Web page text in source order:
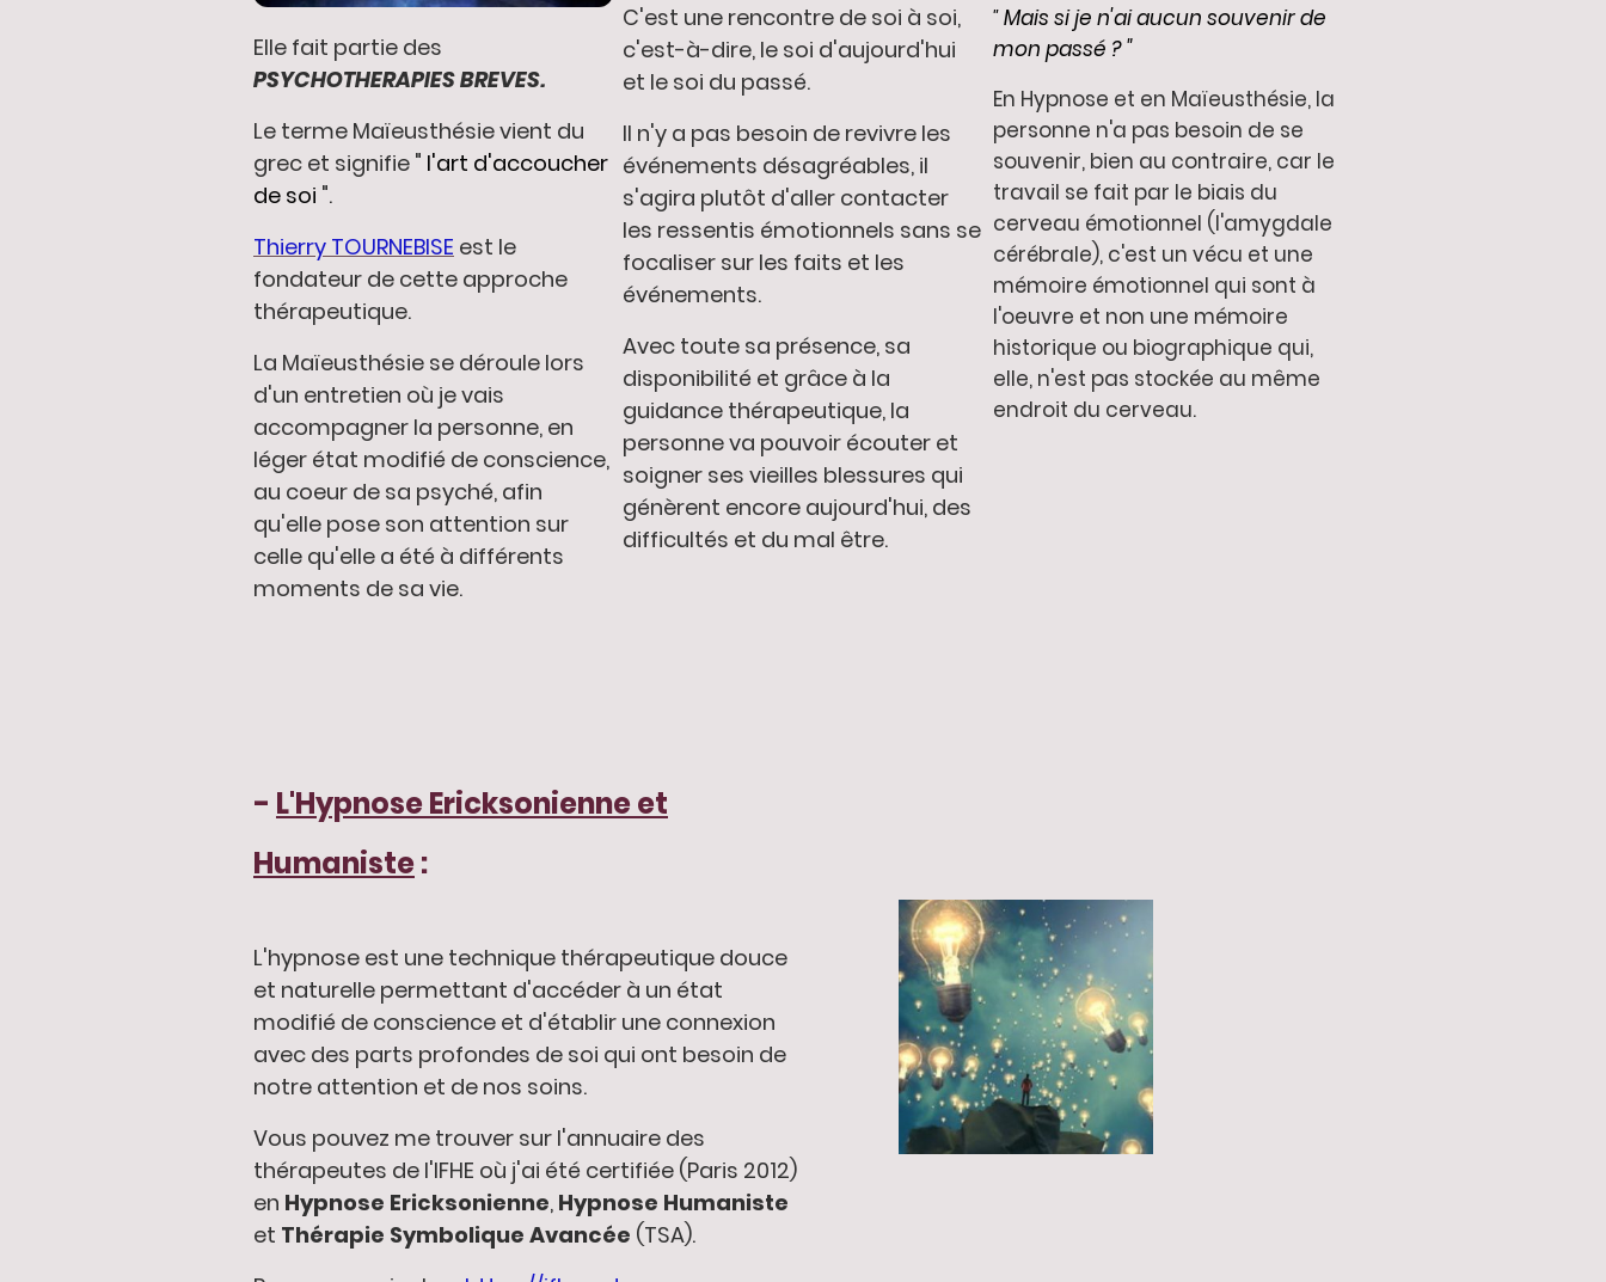
Elle fait partie des
PSYCHOTHERAPIES BREVES.
Le terme Maïeusthésie vient du
grec et signifie " l'art d'accoucher
de soi ".
Thierry TOURNEBISE est le
fondateur de cette approche
thérapeutique.
La Maïeusthésie se déroule lors
d'un entretien où je vais
accompagner la personne, en
léger état modifié de conscience,
au coeur de sa psyché, afin
qu'elle pose son attention sur
celle qu'elle a été à différents
moments de sa vie.
C'est une rencontre de soi à soi,
c'est-à-dire, le soi d'aujourd'hui
et le soi du passé.
Il n'y a pas besoin de revivre les
événements désagréables, il
s'agira plutôt d'aller contacter
les ressentis émotionnels sans se
focaliser sur les faits et les
événements.
Avec toute sa présence, sa
disponibilité et grâce à la
guidance thérapeutique, la
personne va pouvoir écouter et
soigner ses vieilles blessures qui
génèrent encore aujourd'hui, des
difficultés et du mal être.
"Mais si je n'ai aucun souvenir de
mon passé ? "
En Hypnose et en Maïeusthésie, la
personne n'a pas besoin de se
souvenir, bien au contraire, car le
travail se fait par le biais du
cerveau émotionnel (l'amygdale
cérébrale), c'est un vécu et une
mémoire émotionnel qui sont à
l'oeuvre et non une mémoire
historique ou biographique qui,
elle, n'est pas stockée au même
endroit du cerveau.
- L'Hypnose Ericksonienne et
Humaniste:
L'hypnose est une technique thérapeutique douce
et naturelle permettant d'accéder à un état
modifié de conscience et d'établir une connexion
avec des parts profondes de soi qui ont besoin de
notre attention et de nos soins.
Vous pouvez me trouver sur l'annuaire des
thérapeutes de l'IFHE où j'ai été certifiée (Paris 2012)
en Hypnose Ericksonienne, Hypnose Humaniste
et Thérapie Symbolique Avancée (TSA).